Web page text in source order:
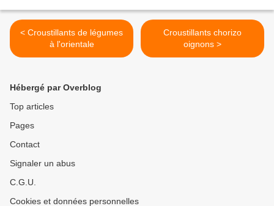
< Croustillants de légumes
à l'orientale
Croustillants chorizo
oignons >
Hébergé par Overblog
Top articles
Pages
Contact
Signaler un abus
C.G.U.
Cookies et données personnelles